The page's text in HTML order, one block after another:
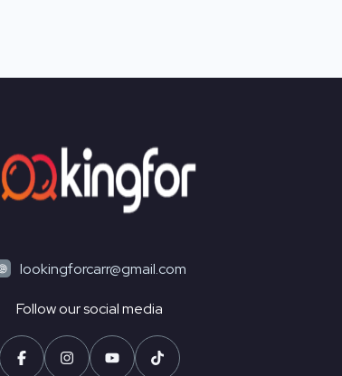
lookingforcarr@gmail.com
Follow our social media